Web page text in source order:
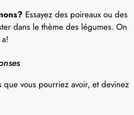
Essayez des poireaux ou des
dans le thème des légumes. On
vous pourriez avoir, et devinez